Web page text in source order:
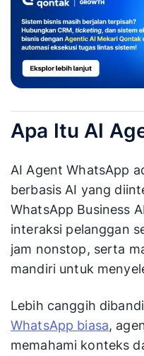
Apa Itu AI
AI Agent WhatsApp
berbasis AI yang
WhatsApp Business
interaksi pelanggan
jam nonstop, serta
mandiri untuk
Lebih canggih
WhatsApp biasa,
memahami konteks